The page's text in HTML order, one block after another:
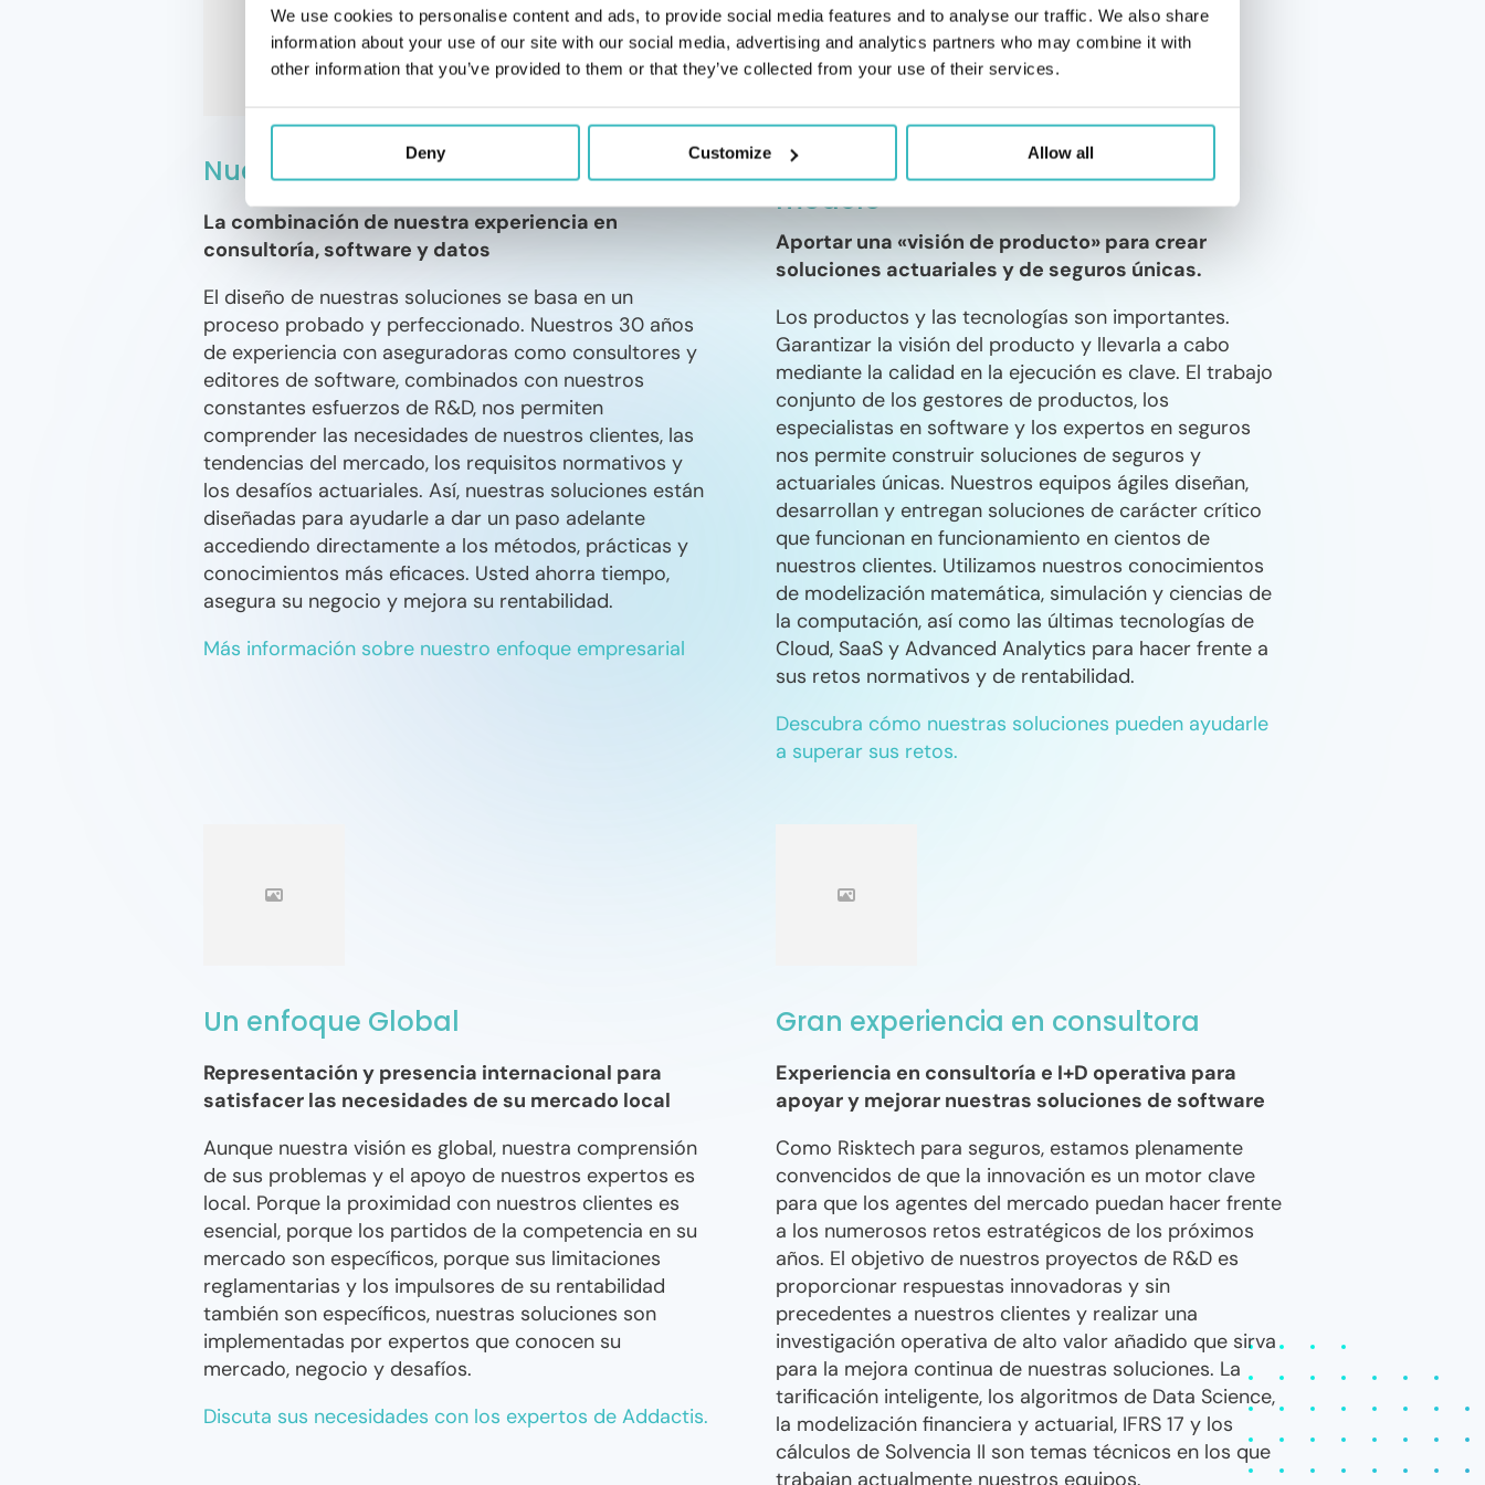
We use cookies to personalise content and ads, to provide social media features and to analyse our traffic. We also share
information about your use of our site with our social media, advertising and analytics partners who may combine it with
other information that you’ve provided to them or that they’ve collected from your use of their services.
Deny Customize Allow all
Nuestro modelo RiskTech
La combinación de nuestra experiencia en
consultoría, software y datos
El diseño de nuestras soluciones se basa en un
proceso probado y perfeccionado. Nuestros 30 años
de experiencia con aseguradoras como consultores y
editores de software, combinados con nuestros
constantes esfuerzos de R&D, nos permiten
comprender las necesidades de nuestros clientes, las
tendencias del mercado, los requisitos normativos y
los desafíos actuariales. Así, nuestras soluciones están
diseñadas para ayudarle a dar un paso adelante
accediendo directamente a los métodos, prácticas y
conocimientos más eficaces. Usted ahorra tiempo,
asegura su negocio y mejora su rentabilidad.
Más información sobre nuestro enfoque empresarial
La I+D+I en el fondo de Nuestro
modelo
Aportar una «visión de producto» para crear
soluciones actuariales y de seguros únicas.
Los productos y las tecnologías son importantes.
Garantizar la visión del producto y llevarla a cabo
mediante la calidad en la ejecución es clave. El trabajo
conjunto de los gestores de productos, los
especialistas en software y los expertos en seguros
nos permite construir soluciones de seguros y
actuariales únicas. Nuestros equipos ágiles diseñan,
desarrollan y entregan soluciones de carácter crítico
que funcionan en funcionamiento en cientos de
nuestros clientes. Utilizamos nuestros conocimientos
de modelización matemática, simulación y ciencias de
la computación, así como las últimas tecnologías de
Cloud, SaaS y Advanced Analytics para hacer frente a
sus retos normativos y de rentabilidad.
Descubra cómo nuestras soluciones pueden ayudarle
a superar sus retos.
Un enfoque Global
Representación y presencia internacional para
satisfacer las necesidades de su mercado local
Aunque nuestra visión es global, nuestra comprensión
de sus problemas y el apoyo de nuestros expertos es
local. Porque la proximidad con nuestros clientes es
esencial, porque los partidos de la competencia en su
mercado son específicos, porque sus limitaciones
reglamentarias y los impulsores de su rentabilidad
también son específicos, nuestras soluciones son
implementadas por expertos que conocen su
mercado, negocio y desafíos.
Discuta sus necesidades con los expertos de Addactis.
Gran experiencia en consultora
Experiencia en consultoría e I+D operativa para
apoyar y mejorar nuestras soluciones de software
Como Risktech para seguros, estamos plenamente
convencidos de que la innovación es un motor clave
para que los agentes del mercado puedan hacer frente
a los numerosos retos estratégicos de los próximos
años. El objetivo de nuestros proyectos de R&D es
proporcionar respuestas innovadoras y sin
precedentes a nuestros clientes y realizar una
investigación operativa de alto valor añadido que sirva
para la mejora continua de nuestras soluciones. La
tarificación inteligente, los algoritmos de Data Science,
la modelización financiera y actuarial, IFRS 17 y los
cálculos de Solvencia II son temas técnicos en los que
trabajan actualmente nuestros equipos.